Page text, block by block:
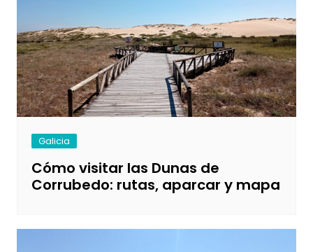
Galicia
Cómo visitar las Dunas de
Corrubedo: rutas, aparcar y mapa